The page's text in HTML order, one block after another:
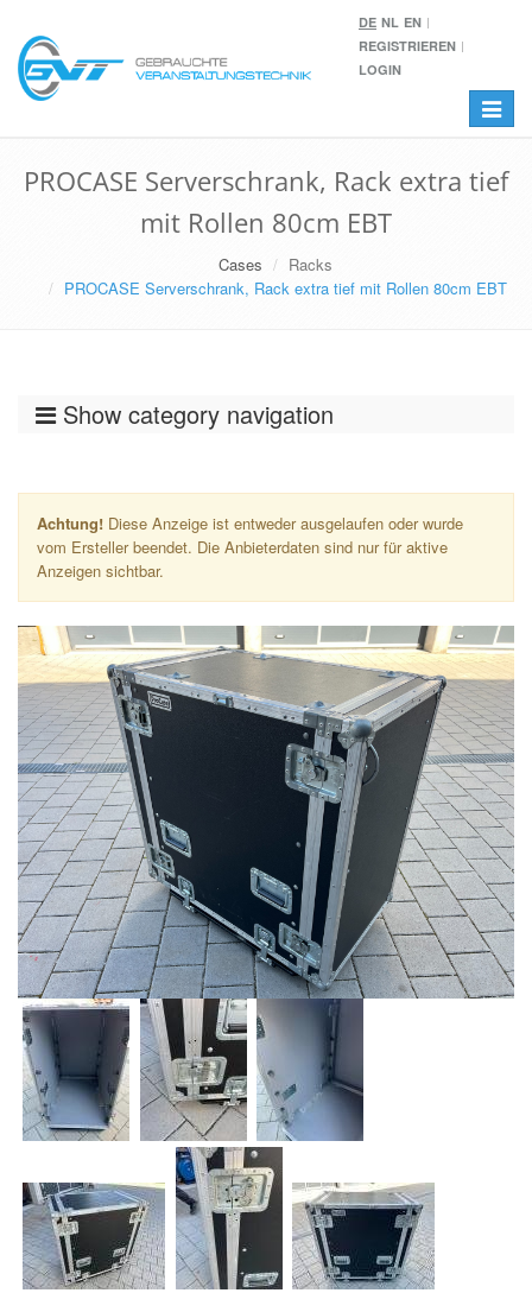
DE NL EN
REGISTRIEREN
LOGIN
Toggle
PROCASE Serverschrank, Rack extra tief
mit Rollen 80cm EBT
Cases
Racks
PROCASE Serverschrank, Rack extra tief mit Rollen 80cm EBT
Show category navigation
Achtung! Diese Anzeige ist entweder ausgelaufen oder wurde
vom Ersteller beendet. Die Anbieterdaten sind nur für aktive
Anzeigen sichtbar.